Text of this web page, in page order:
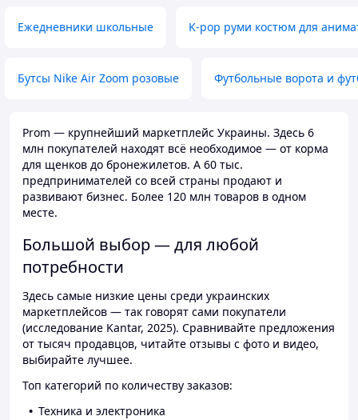
Ежедневники школьные K-pop руми костюм для
Бутсы Nike Air Zoom розовые Футбольные ворота и
Prom — крупнейший маркетплейс Украины. Здесь 6
млн покупателей находят всё необходимое — от корма
для щенков до бронежилетов. А 60 тыс.
предпринимателей со всей страны продают и
развивают бизнес. Более 120 млн товаров в одном
месте.
Большой выбор — для любой
потребности
Здесь самые низкие цены среди украинских
маркетплейсов — так говорят сами покупатели
(исследование Kantar, 2025). Сравнивайте предложения
от тысяч продавцов, читайте отзывы с фото и видео,
выбирайте лучшее.
Топ категорий по количеству заказов:
Техника и электроника